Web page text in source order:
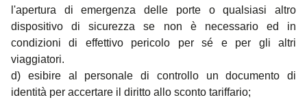
l'apertura di emergenza delle porte o qualsiasi altro
dispositivo di sicurezza se non è necessario ed in
condizioni di effettivo pericolo per sé e per gli altri
viaggiatori.
d) esibire al personale di controllo un documento di
identità per accertare il diritto allo sconto tariffario;